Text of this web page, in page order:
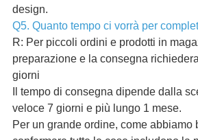
design.
Q5. Quanto tempo ci vorrà per
R: Per piccoli ordini e prodotti in
preparazione e la consegna
giorni
Il tempo di consegna dipende dalla
veloce 7 giorni e più lungo 1 mese.
Per un grande ordine, come abbiamo